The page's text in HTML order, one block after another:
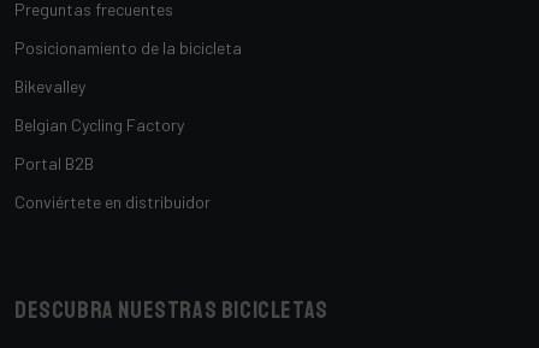
Preguntas frecuentes
Posicionamiento de la bicicleta
Bikevalley
Belgian Cycling Factory
Portal B2B
Conviértete en distribuidor
Descubra nuestras bicicletas